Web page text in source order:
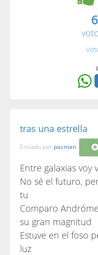
tras una estrella
Enviado por pacman
Entre galaxias voy
No sé el futuro,
tu
Comparo
su gran magnitud
Estuve en el foso
luz